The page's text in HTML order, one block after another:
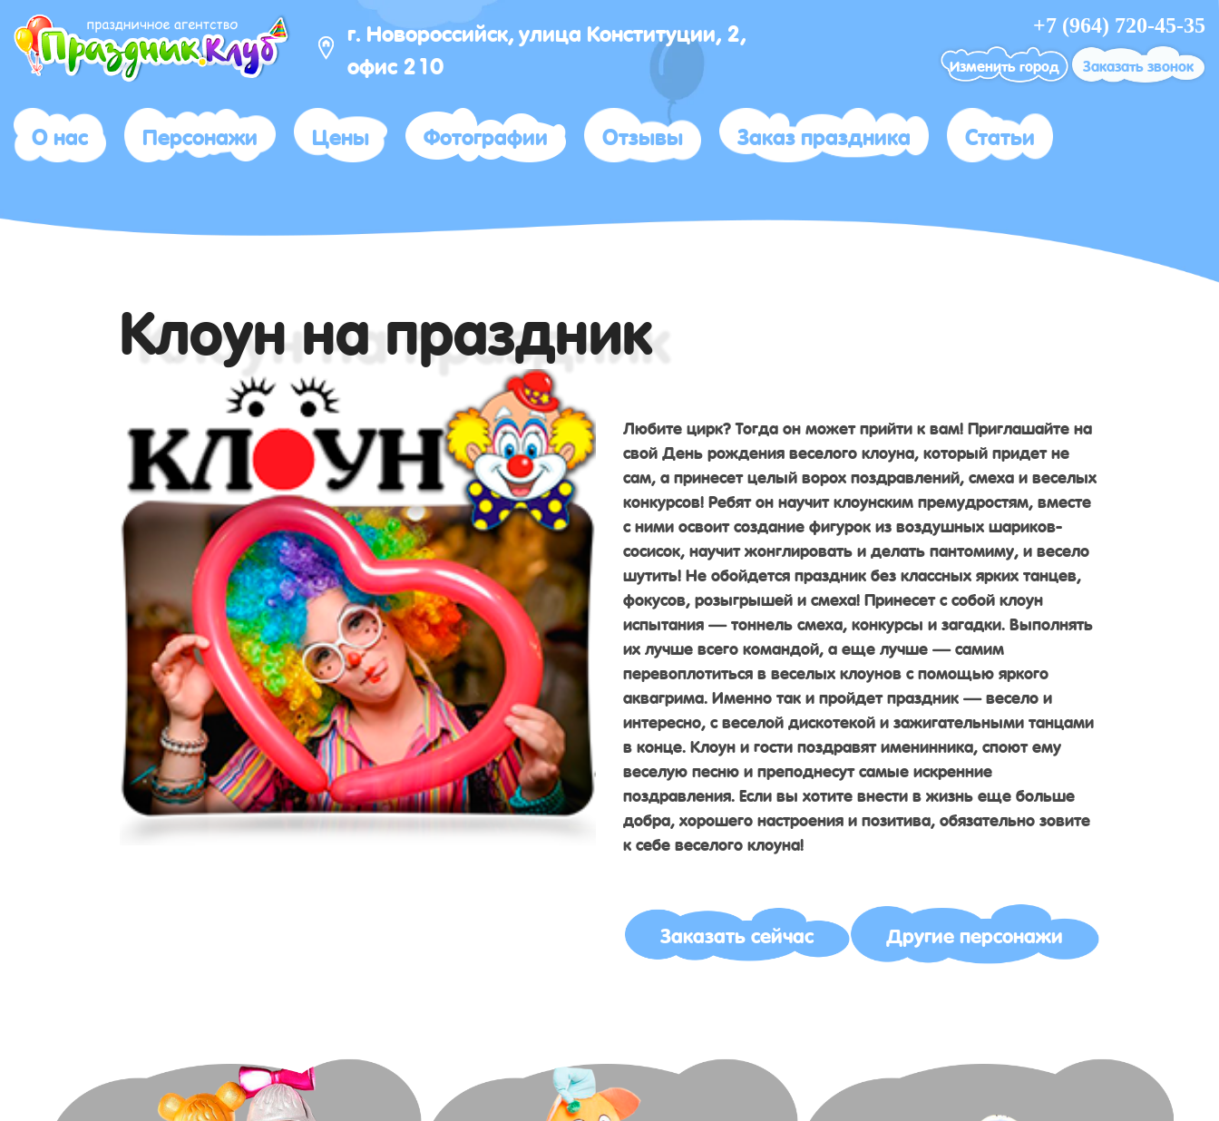
г. Новороссийск, улица Конституции, 2,
офис 210
+7 (964) 720-45-35
Изменить город Заказать звонок
О нас Персонажи Цены Фотографии Отзывы Заказ праздника Статьи
Клоун на праздник
Любите цирк? Тогда он может прийти к вам! Приглашайте на
свой День рождения веселого клоуна, который придет не
сам, а принесет целый ворох поздравлений, смеха и веселых
конкурсов! Ребят он научит клоунским премудростям, вместе
с ними освоит создание фигурок из воздушных шариков-
сосисок, научит жонглировать и делать пантомиму, и весело
шутить! Не обойдется праздник без классных ярких танцев,
фокусов, розыгрышей и смеха! Принесет с собой клоун
испытания — тоннель смеха, конкурсы и загадки. Выполнять
их лучше всего командой, а еще лучше — самим
перевоплотиться в веселых клоунов с помощью яркого
аквагрима. Именно так и пройдет праздник — весело и
интересно, с веселой дискотекой и зажигательными танцами
в конце. Клоун и гости поздравят именинника, споют ему
веселую песню и преподнесут самые искренние
поздравления. Если вы хотите внести в жизнь еще больше
добра, хорошего настроения и позитива, обязательно зовите
к себе веселого клоуна!
Заказать сейчас Другие персонажи